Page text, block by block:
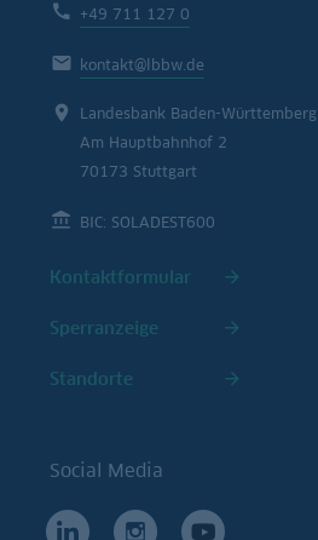
+49 711 127 0
kontakt@lbbw.de
Landesbank Baden-Württemberg
Am Hauptbahnhof 2
70173 Stuttgart
BIC: SOLADEST600
Kontaktformular
Sperranzeige
Standorte
Social Media